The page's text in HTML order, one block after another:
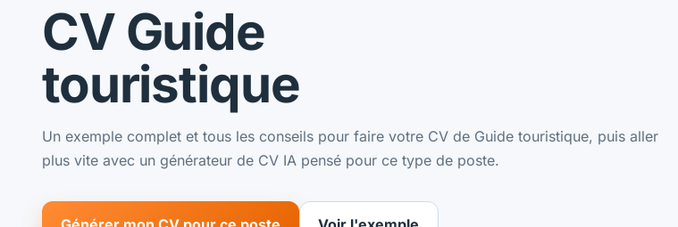
CV Guide
touristique
Un exemple complet et tous les conseils pour faire votre CV de Guide touristique, puis aller
plus vite avec un générateur de CV IA pensé pour ce type de poste.